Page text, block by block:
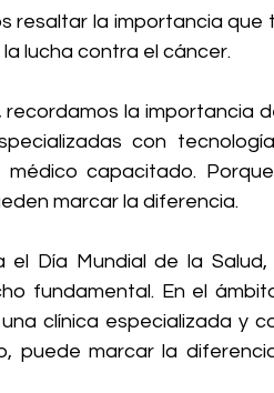
resaltar la importancia que
lucha contra el cáncer.
recordamos la importancia
con
capacitado.
marcar la diferencia.
el Día Mundial de la
fundamental. En el
clínica especializada y
puede marcar la